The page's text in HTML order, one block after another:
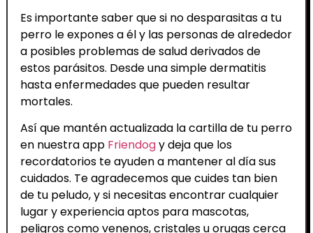
Es importante saber que si no desparasitas a tu
perro le expones a él y las personas de alrededor
a posibles problemas de salud derivados de
estos parásitos. Desde una simple dermatitis
hasta enfermedades que pueden resultar
mortales.
Así que mantén actualizada la cartilla de tu perro
en nuestra app Friendogy deja que los
recordatorios te ayuden a mantener al día sus
cuidados. Te agradecemos que cuides tan bien
de tu peludo, y si necesitas encontrar cualquier
lugar y experiencia aptos para mascotas,
peligros como venenos, cristales u orugas cerca